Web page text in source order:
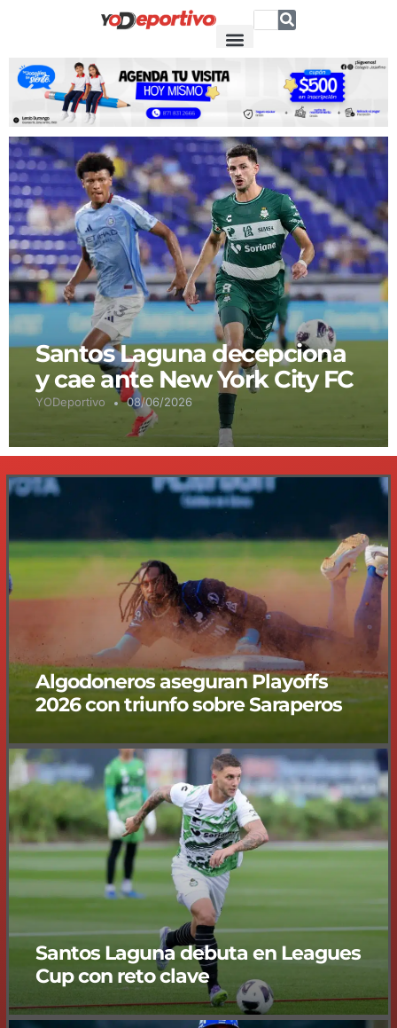
Santos Laguna decepciona
y cae ante New York City FC
YODeportivo 08/06/2026
Algodoneros aseguran Playoffs
2026 con triunfo sobre Saraperos
Santos Laguna debuta en Leagues
Cup con reto clave